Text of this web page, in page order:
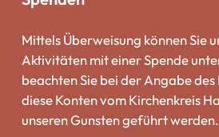
Mittels Überweisung können Sie
Aktivitäten mit einer Spende
beachten Sie bei der Angabe
diese Konten vom Kirchenkreis
unseren Gunsten geführt werden.